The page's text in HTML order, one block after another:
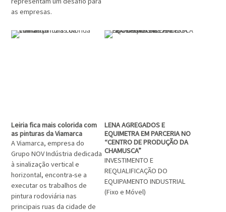
as empresas.
Leiria fica mais colorida com
as pinturas da Viamarca
A Viamarca, empresa do
Grupo NOV Indústria dedicada
à sinalização vertical e
horizontal, encontra-se a
executar os trabalhos de
pintura rodoviária nas
principais ruas da cidade de
LENA AGREGADOS E
EQUIMETRA EM PARCERIA NO
“CENTRO DE PRODUÇÃO DA
CHAMUSCA”
INVESTIMENTO E
REQUALIFICAÇÃO DO
EQUIPAMENTO INDUSTRIAL
(Fixo e Móvel)